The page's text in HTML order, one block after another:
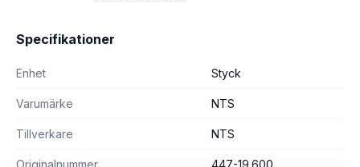
Specifikationer
Enhet Styck
Varumärke NTS
Tillverkare NTS
Originalnummer 447-19.600